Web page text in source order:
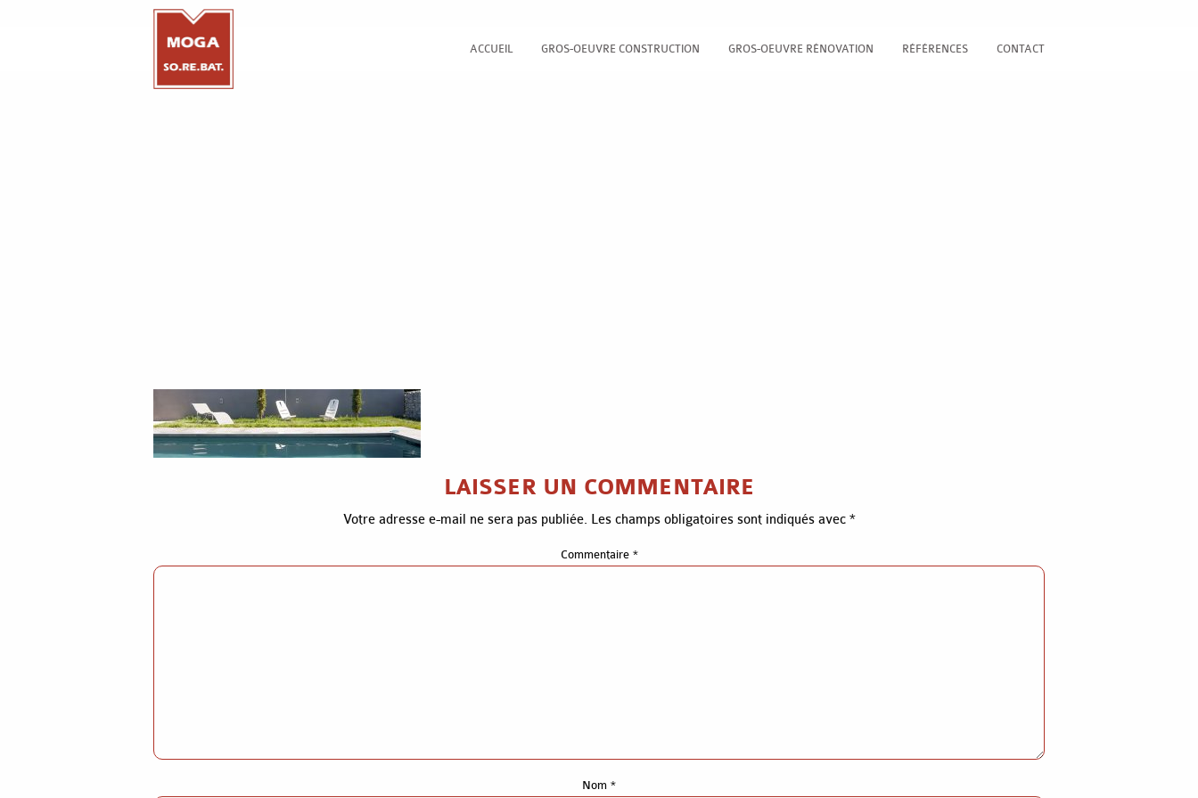
ACCUEIL GROS-OEUVRE CONSTRUCTION GROS-OEUVRE RÉNOVATION RÉFÉRENCES CONTACT
LAISSER UN COMMENTAIRE
Votre adresse e-mail ne sera pas publiée. Les champs obligatoires sont indiqués avec *
Commentaire *
Nom *